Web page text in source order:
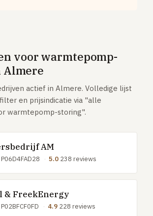
— alle 23 klussen & prijsranges →
voor warmtepomp-
Almere
actief in Almere. Volledige lijst
en prijsindicatie via "alle
warmtepomp-storing".
AM
P06D4FAD28 · 5.0 238 reviews
& FreekEnergy
· 4.9 228 reviews